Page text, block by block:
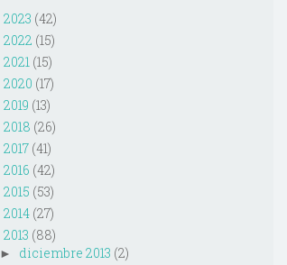
2023 (42)
2022 (15)
2021 (15)
2020 (17)
2019 (13)
2018 (26)
2017 (41)
2016 (42)
2015 (53)
2014 (27)
2013 (88)
► diciembre 2013 (2)